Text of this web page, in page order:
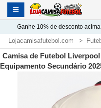
Ganhe 10%de desconto acima
Lojacamisafutebol.com
Camisa de Futebol
Equipamento Secundário